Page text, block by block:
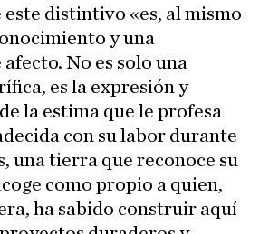
este distintivo «es, al mismo
y una
No es solo una
es la expresión y
la estima que le profesa
con su labor durante
una tierra que reconoce su
como propio a quien,
ha sabido construir aquí